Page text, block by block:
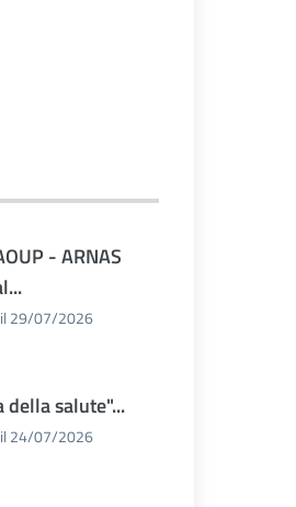
- ARNAS
il 29/07/2026
della salute"...
il 24/07/2026